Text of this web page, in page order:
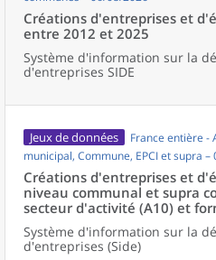
Créations d'entreprises et
entre 2012 et 2025
Système d'information sur la
d'entreprises SIDE
Jeux de données
France entière -
municipal, Commune, EPCI et supra
Créations d'entreprises et
niveau communal et supra
secteur d'activité (A10) et
Système d'information sur la
d'entreprises (Side)